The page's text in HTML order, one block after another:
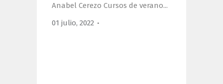
Anabel Cerezo Cursos de verano...
01 julio, 2022